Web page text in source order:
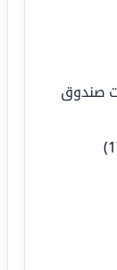
صندوق